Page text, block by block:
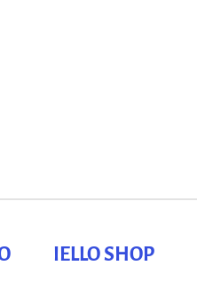
IELLO SHOP